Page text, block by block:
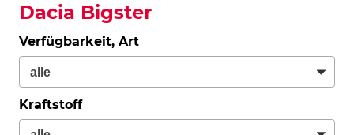
Dacia Bigster
Verfügbarkeit, Art
Kraftstoff